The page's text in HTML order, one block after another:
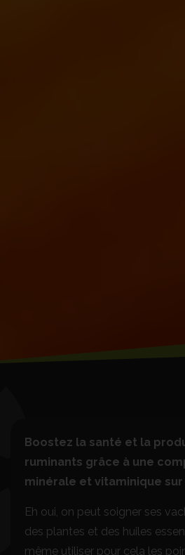
Boostez la santé et la
ruminants grâce à une
minérale et vitaminique sur
Eh oui, on peut soigner ses
des plantes et des huiles
même utiliser pour cela les